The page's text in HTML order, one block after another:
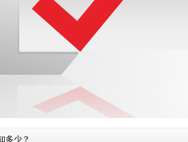
多少？